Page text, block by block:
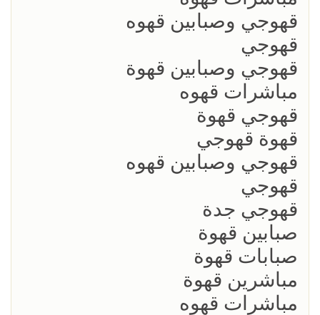
قهوجي وصبابين قهوه
قهوجي
قهوجي وصبابين قهوة
مباشرات قهوه
قهوجي قهوة
قهوة قهوجي
قهوجي وصبابين قهوه
قهوجي
قهوجي جدة
صبابين قهوة
صبابات قهوة
مباشرين قهوة
مباشرات قهوه